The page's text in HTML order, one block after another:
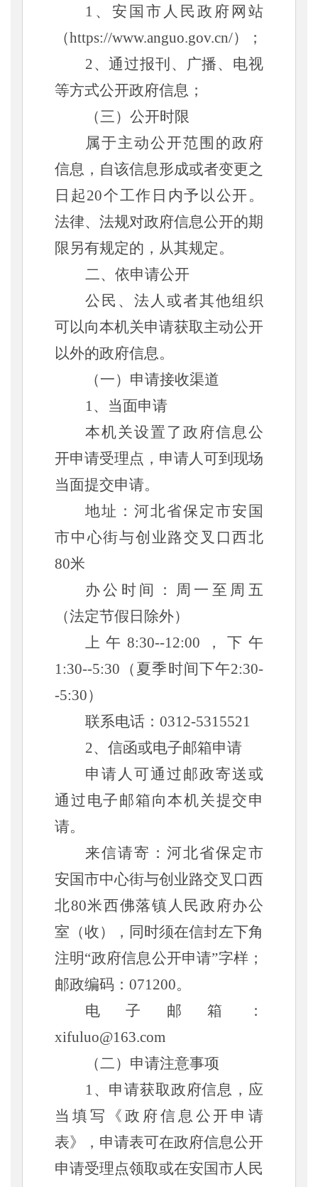
1、 安国市人民政府 网站
（https://www.anguo.gov.cn/）；
2、通过报刊、广播、电视
等方式公开政府信息；
（三）公开时限
属于主动公开范围的政府
信息，自该信息形成或者变更之
日起20个工作日内予以公开。
法律、法规对政府信息公开的期
限另有规定的，从其规定。
二、依申请公开
公民、法人或者其他组织
可以向本机关申请获取主动公开
以外的政府信息。
（一）申请接收渠道
1、当面申请
本机关设置了政府信息公
开申请受理点，申请人可到现场
当面提交申请。
地址：河北省保定市安国
市中心街与创业路交叉口西北
80米
办公时间：周一至周五
（法定节假日除外）
上午 8:30--12:00，下午
1:30--5:30（夏季时间下午2:30-
-5:30）
联系电话： 0312-5315521
2、信函或电子邮箱申请
申请人可通过邮政寄送或
通过电子邮箱向本机关提交申
请。
来信请寄：河北省保定市
安国市中心街与创业路交叉口西
北80米西佛落镇 人民政府办公
室（收），同时须在信封左下角
注明“政府信息公开申请”字样；
邮政编码：071200。
电子邮箱：
xifuluo@163.com
（二）申请注意事项
1、申请获取政府信息，应
当填写《政府信息公开申请
表》，申请表可在政府信息公开
申请受理点领取或在安国市人民